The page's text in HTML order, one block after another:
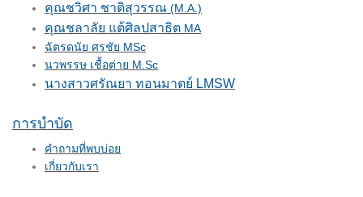
คุณชวิศา ชาติสุวรรณ (M.A.)
คุณชลาลัย แต้ศิลปสาธิต MA
ฉัตรดนัย ศรชัย MSc
นวพรรษ เชื้อต่าย M.Sc
นางสาวศรัณยา ทอนมาตย์ LMSW
การบำบัด
คำถามที่พบบ่อย
เกี่ยวกับเรา